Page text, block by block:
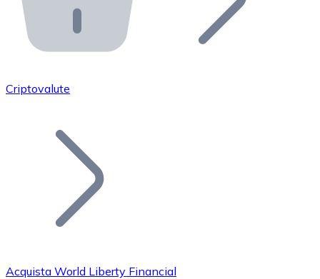
API Bitnovo
Integra la nostra API nel tuo ecosistema.
Unisciti alla nostra rete di rivenditori e
Aggiungi il token del tuo progetto al nostro servizio di
Criptovalute
Acquista World Liberty Financial